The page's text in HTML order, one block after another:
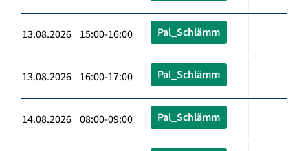
13.08.2026 15:00-16:00 Pal_Schlämm
13.08.2026 16:00-17:00 Pal_Schlämm
14.08.2026 08:00-09:00 Pal_Schlämm